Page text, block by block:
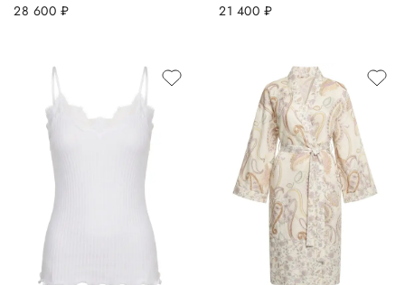
28 600 руб. 21 400 руб.